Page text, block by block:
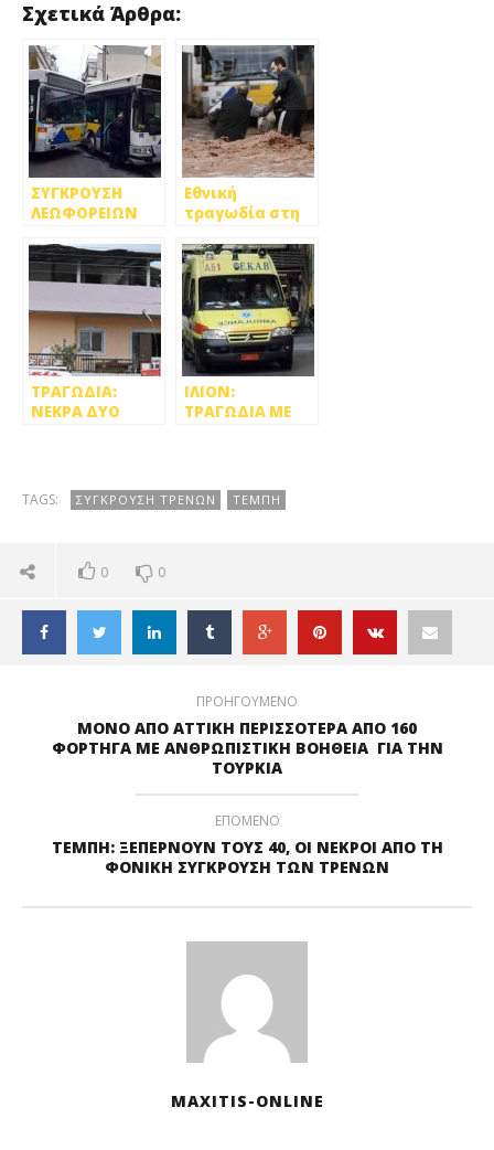
Σχετικά Άρθρα:
ΣΥΓΚΡΟΥΣΗ
ΛΕΩΦΟΡΕΙΩΝ
ΤΡΑΥΜΑΤΙΕΣ
Εθνική
τραγωδία στη
ΤΡΑΓΩΔΙΑ:
ΝΕΚΡΑ ΔΥΟ
ΙΛΙΟΝ:
ΤΡΑΓΩΔΙΑ ΜΕ
ΠΑΙΖΟΝΤΑΣ
ΚΡΥΦΤΟ [upd]
TAGS: ΣΥΓΚΡΟΥΣΗ ΤΡΕΝΩΝ ΤΕΜΠΗ
0 0
ΠΡΟΗΓΟΥΜΕΝΟ
ΜΟΝΟ ΑΠΟ ΑΤΤΙΚΗ ΠΕΡΙΣΣΟΤΕΡΑ ΑΠΟ 160
ΦΟΡΤΗΓΑ ΜΕ ΑΝΘΡΩΠΙΣΤΙΚΗ ΒΟΗΘΕΙΑ ΓΙΑ ΤΗΝ
ΤΟΥΡΚΙΑ
ΕΠΟΜΕΝΟ
ΤΕΜΠΗ: ΞΕΠΕΡΝΟΥΝ ΤΟΥΣ 40, ΟΙ ΝΕΚΡΟΙ ΑΠΟ ΤΗ
ΦΟΝΙΚΗ ΣΥΓΚΡΟΥΣΗ ΤΩΝ ΤΡΕΝΩΝ
MAXITIS-ONLINE